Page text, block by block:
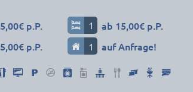
p.P. 1 ab 15,00€ p.P.
p.P. 1 auf Anfrage!